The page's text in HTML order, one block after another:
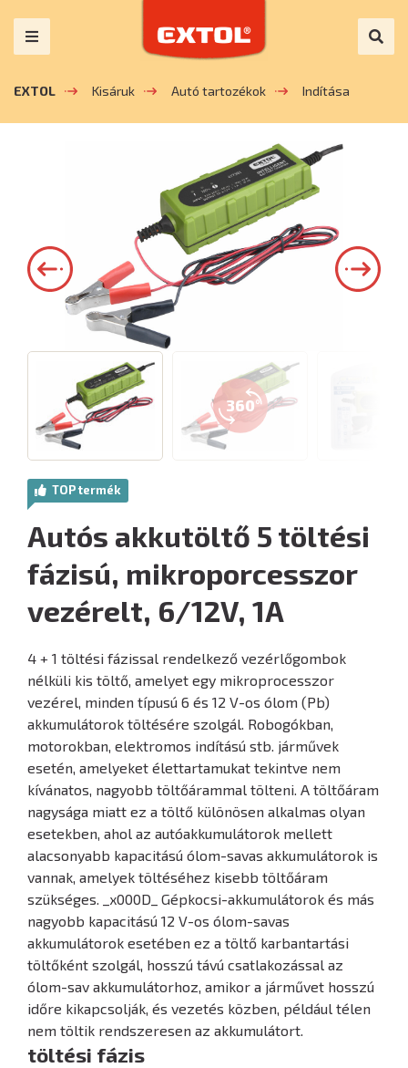
EXTOL Kisáruk Autó tartozékok Indítása
360°
TOP termék
Autós akkutöltő 5 töltési
fázisú, mikroporcesszor
vezérelt, 6/12V, 1A
4 + 1 töltési fázissal rendelkező vezérlőgombok
nélküli kis töltő, amelyet egy mikroprocesszor
vezérel, minden típusú 6 és 12 V-os ólom (Pb)
akkumulátorok töltésére szolgál. Robogókban,
motorokban, elektromos indítású stb. járművek
esetén, amelyeket élettartamukat tekintve nem
kívánatos, nagyobb töltőárammal tölteni. A töltőáram
nagysága miatt ez a töltő különösen alkalmas olyan
esetekben, ahol az autóakkumulátorok mellett
alacsonyabb kapacitású ólom-savas akkumulátorok is
vannak, amelyek töltéséhez kisebb töltőáram
szükséges. _x000D_ Gépkocsi-akkumulátorok és más
nagyobb kapacitású 12 V-os ólom-savas
akkumulátorok esetében ez a töltő karbantartási
töltőként szolgál, hosszú távú csatlakozással az
ólom-sav akkumulátorhoz, amikor a járművet hosszú
időre kikapcsolják, és vezetés közben, például télen
nem töltik rendszeresen az akkumulátort.
töltési fázis